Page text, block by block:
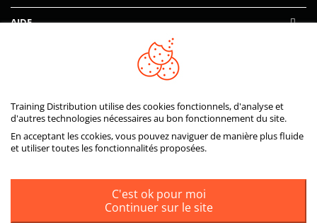
Training Distribution utilise des cookies fonctionnels, d'analyse et
d'autres technologies nécessaires au bon fonctionnement du site.
En acceptant les ccokies, vous pouvez naviguer de manière plus fluide
et utiliser toutes les fonctionnalités proposées.
C'est ok pour moi
Continuer sur le site
AIDE